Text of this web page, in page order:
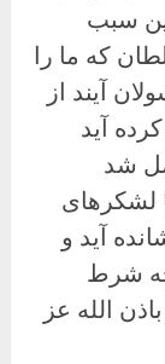
سبب
که ما را
آیند از
آید
شد
لشکرهای
آید و
شرط
الله عز